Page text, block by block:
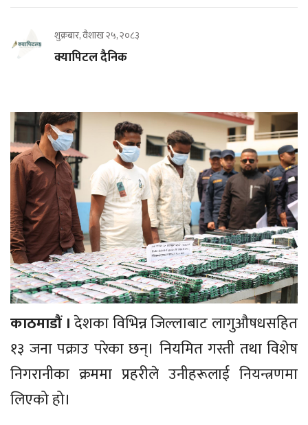
शुक्रबार, वैशाख २५, २०८३
क्यापिटल दैनिक
काठमाडौं ।देशका विभिन्न जिल्लाबाट लागुऔषधसहित
१३ जना पक्राउ परेका छन्। नियमित गस्ती तथा विशेष
निगरानीका क्रममा प्रहरीले उनीहरूलाई नियन्त्रणमा
लिएको हो।